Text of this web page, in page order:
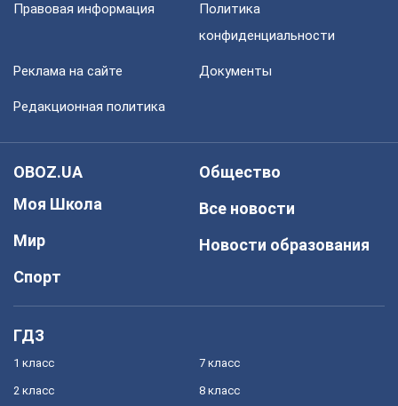
Правовая информация
Политика
конфиденциальности
Реклама на сайте Документы
Редакционная политика
OBOZ.UA
Моя Школа
Мир
Спорт
Общество
Все новости
Новости образования
ГДЗ
1 класс
2 класс
7 класс
8 класс